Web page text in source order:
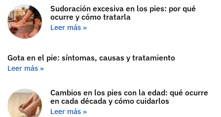
Sudoración excesiva en los pies: por qué
ocurre y cómo tratarla
Leer más »
Gota en el pie: síntomas, causas y tratamiento
Leer más »
Cambios en los pies con la edad: qué ocurre
en cada década y cómo cuidarlos
Leer más »